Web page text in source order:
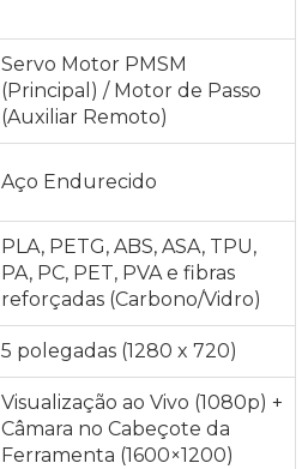
Servo Motor PMSM
(Principal) / Motor de Passo
(Auxiliar Remoto)
Aço Endurecido
PLA, PETG, ABS, ASA, TPU,
PA, PC, PET, PVA e fibras
reforçadas (Carbono/Vidro)
5 polegadas (1280 x 720)
Visualização ao Vivo (1080p) +
Câmara no Cabeçote da
Ferramenta (1600×1200)